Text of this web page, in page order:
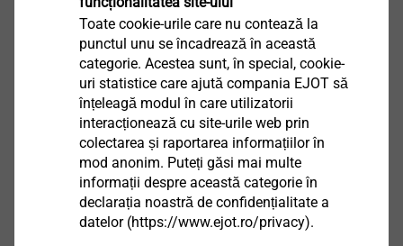
DoP ETA-10/0200 JF2.pdf 665 KB
Vă rugăm selectați cantitatea dorită
JF2-2H-4.8x19-magazinat
3375000000
Toate cookie-urile care nu contează la
punctul unu se încadrează în această
categorie. Acestea sunt, în special, cookie-
uri statistice care ajută compania EJOT să
înțeleagă modul în care utilizatorii
interacționează cu site-urile web prin
colectarea și raportarea informațiilor în
mod anonim. Puteți găsi mai multe
informații despre această categorie în
declarația noastră de confidențialitate a
datelor (https://www.ejot.ro/privacy).